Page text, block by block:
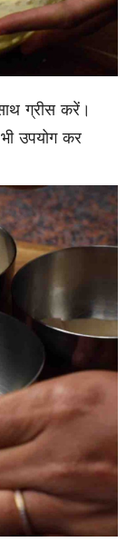
ग्रीस करें।
उपयोग कर